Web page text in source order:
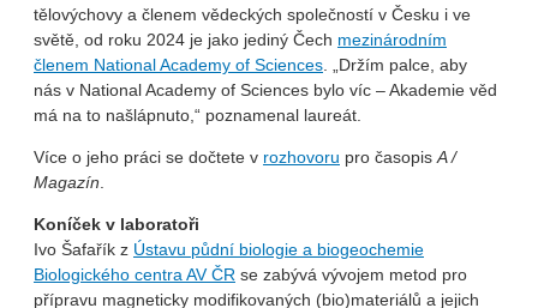
tělovýchovy a členem vědeckých společností v Česku i ve
světě, od roku 2024 je jako jediný Čech mezinárodním
členem National Academy of Sciences . „Držím palce, aby
nás v National Academy of Sciences bylo víc – Akademie věd
má na to našlápnuto,“ poznamenal laureát.
Více o jeho práci se dočtete v rozhovoru pro časopis A /
Magazín
Koníček v laboratoři
Ivo Šafařík z Ústavu půdní biologie a biogeochemie
Biologického centra AV ČR se zabývá vývojem metod pro
přípravu magneticky modifikovaných (bio)materiálů a jejich